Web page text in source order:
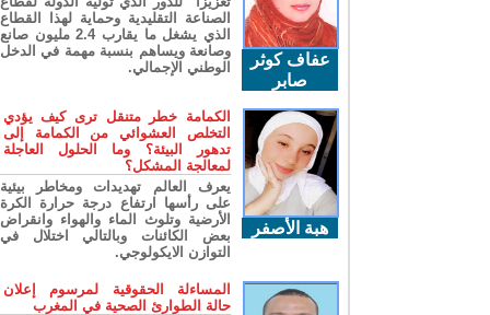
عفاف كوثر
صابر
الصناعة التقليدية وحماية لهذا القطاع
الذي يشغل ما يقارب 2.4 مليون صانع
وصانعة ويساهم بنسبة مهمة في الدخل
الوطني الإجمالي.
هبة الأصفر
الكمامة خطر متنقل ترى كيف يؤدي
التخلص العشوائي من الكمامة إلى
تدهور البيئة؟ وما الحلول العاجلة
لمعالجة المشكل؟
يعرف العالم تهديدات ومخاطر بيئية
على رأسها ارتفاع درجة حرارة الكرة
الأرضية وتلوث الماء والهواء وانقراض
بعض الكائنات وبالتالي اختلال في
التوازن الايكولوجي.
المساءلة الحقوقية لمرسوم إعلان
حالة الطوارئ الصحية في المغرب